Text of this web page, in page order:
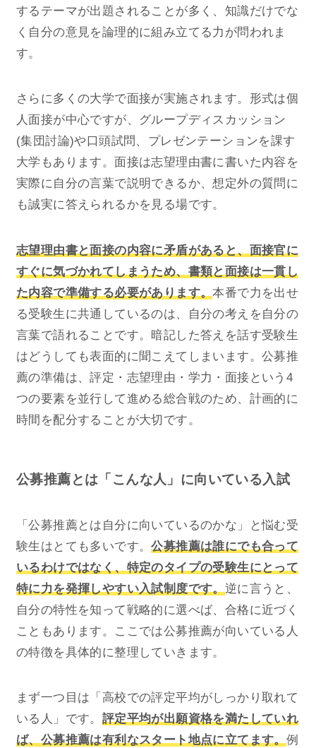
するテーマが出題されることが多く、知識だけでな
く自分の意見を論理的に組み立てる力が問われま
す。
さらに多くの大学で面接が実施されます。形式は個
人面接が中心ですが、グループディスカッション
(集団討論)や口頭試問、プレゼンテーションを課す
大学もあります。面接は志望理由書に書いた内容を
実際に自分の言葉で説明できるか、想定外の質問に
も誠実に答えられるかを見る場です。
志望理由書と面接の内容に矛盾があると、面接官に
すぐに気づかれてしまうため、書類と面接は一貫し
た内容で準備する必要があります。本番で力を出せ
る受験生に共通しているのは、自分の考えを自分の
言葉で語れることです。暗記した答えを話す受験生
はどうしても表面的に聞こえてしまいます。公募推
薦の準備は、評定・志望理由・学力・面接という4
つの要素を並行して進める総合戦のため、計画的に
時間を配分することが大切です。
公募推薦とは「こんな人」に向いている入試
「公募推薦とは自分に向いているのかな」と悩む受
験生はとても多いです。公募推薦は誰にでも合って
いるわけではなく、特定のタイプの受験生にとって
特に力を発揮しやすい入試制度です。逆に言うと、
自分の特性を知って戦略的に選べば、合格に近づく
こともあります。ここでは公募推薦が向いている人
の特徴を具体的に整理していきます。
まず一つ目は「高校での評定平均がしっかり取れて
いる人」です。 評定平均が出願資格を満たしていれ
ば、公募推薦は有利なスタート地点に立てます。例